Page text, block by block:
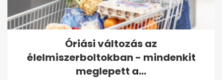
Óriási változás az
élelmiszerboltokban - mindenkit
meglepett a...